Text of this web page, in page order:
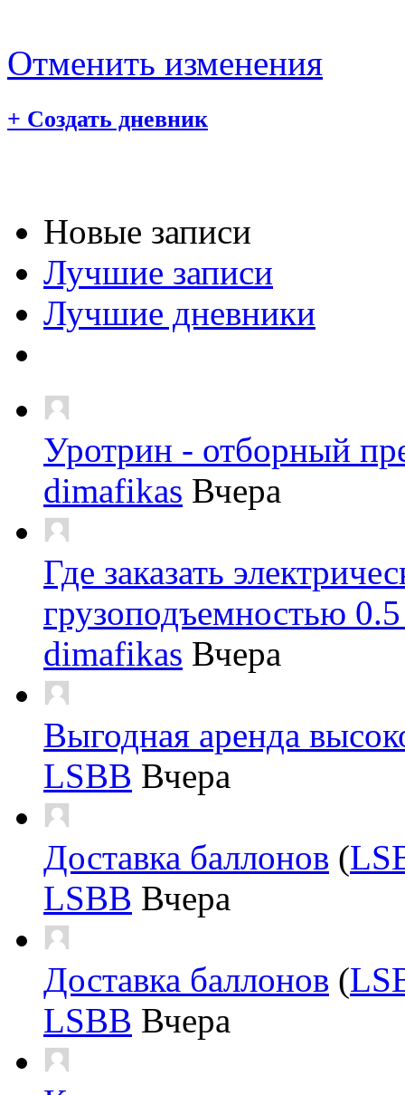
Отменить изменения
+ Создать дневник
Новые записи
Лучшие записи
Лучшие дневники
Уротрин - отборный
dimafikas Вчера
Где заказать
грузоподъемностью
dimafikas Вчера
Выгодная аренда
LSBB Вчера
Доставка баллонов (
LSBB Вчера
Доставка баллонов (
LSBB Вчера